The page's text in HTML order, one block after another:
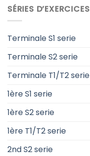
SÉRIES D’EXERCICES
Terminale S1 serie
Terminale S2 serie
Terminale T1/T2 serie
1ère S1 serie
1ère S2 serie
1ère T1/T2 serie
2nd S2 serie